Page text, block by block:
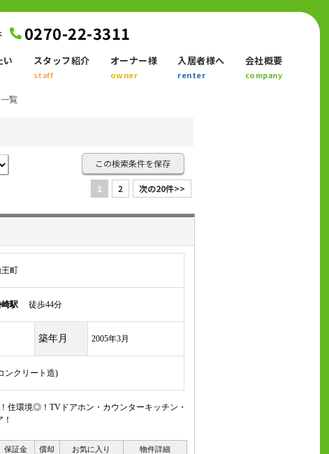
0270-22-3311
い スタッフ紹介
staff
オーナー様
owner
入居者様へ
renter
会社概要
company
覧
この検索条件を保存
1 2 次の20件>>
町
駅徒歩44分
築年月 2005年3月
ンクリート造)
住環境◎！TVドアホン・カウンターキッチン・
保証金 償却 お気に入り 物件詳細